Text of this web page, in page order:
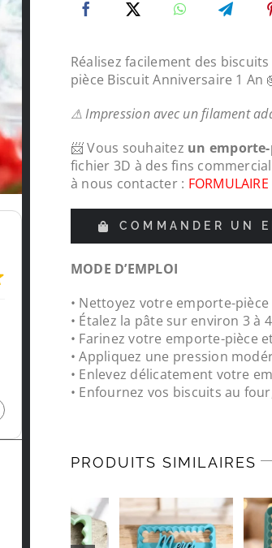
Protections chapeaux de
pour le tour de ma carrière,
réalisations
Jean-luc Foucrier
Réalisez facilement des
pièce Biscuit Anniversaire 1 An
⚠ Impression avec un filament
📨 Vous souhaitez un
fichier 3D à des fins
à nous contacter : FORMULAIRE
COMMANDER UN
MODE D’EMPLOI
• Nettoyez votre emporte-
• Étalez la pâte sur environ 3 à
• Farinez votre emporte-pièce
• Appliquez une pression
• Enlevez délicatement votre
• Enfournez vos biscuits au
PRODUITS SIMILAIRES